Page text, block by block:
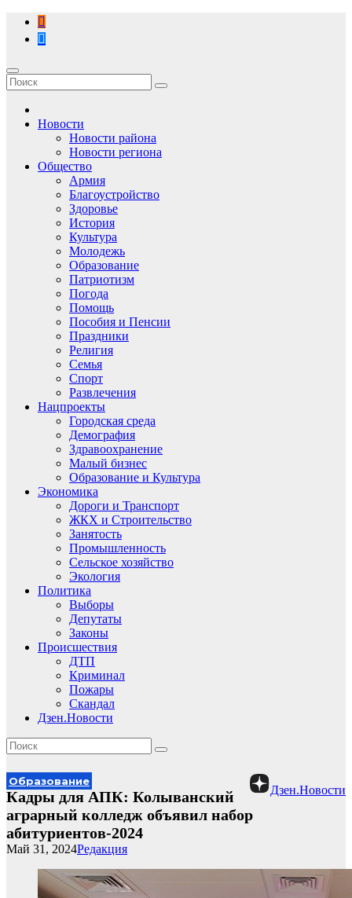
Перейти
содержимому
Новости
Новости района
Новости региона
Общество
Армия
Благоустройство
Здоровье
История
Культура
Молодежь
Образование
Патриотизм
Погода
Помощь
Пособия и Пенсии
Праздники
Религия
Семья
Спорт
Развлечения
Нацпроекты
Городская среда
Демография
Здравоохранение
Малый бизнес
Образование и Культура
Экономика
Дороги и Транспорт
ЖКХ и Строительство
Занятость
Промышленность
Сельское хозяйство
Экология
Политика
Выборы
Депутаты
Законы
Происшествия
ДТП
Криминал
Пожары
Скандал
Дзен.Новости
Дзен.Новости
Образование
Кадры для АПК: Колыванский
аграрный колледж объявил набор
абитуриентов-2024
Редакция
Май 31, 2024